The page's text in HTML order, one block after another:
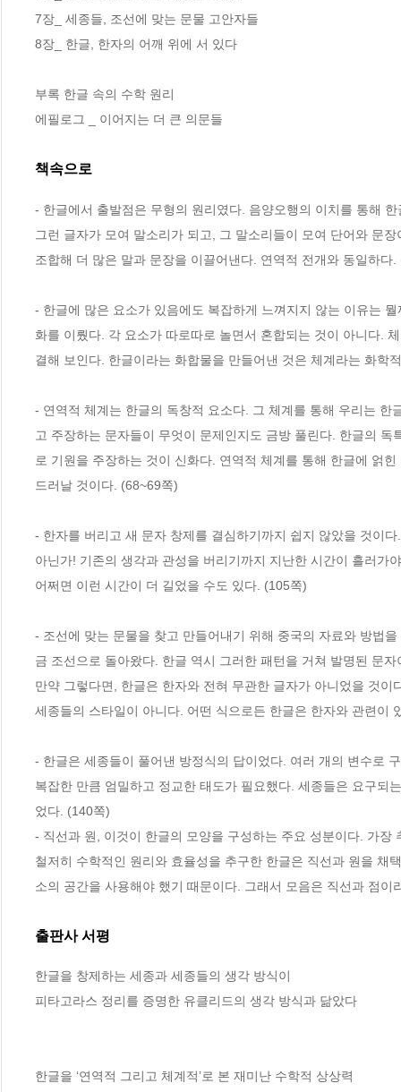
7장_ 세종들, 조선에 맞는 문물 고안자들
8장_ 한글, 한자의 어깨 위에 서 있다
부록 한글 속의 수학 원리
에필로그 _ 이어지는 더 큰 의문들
책속으로
- 한글에서 출발점은 무형의 원리였다. 음양오행의 이치를 통해
그런 글자가 모여 말소리가 되고, 그 말소리들이 모여 단어와 문
조합해 더 많은 말과 문장을 이끌어낸다. 연역적 전개와 동일하다
- 한글에 많은 요소가 있음에도 복잡하게 느껴지지 않는 이유는
화를 이뤘다. 각 요소가 따로따로 놀면서 혼합되는 것이 아니다.
결해 보인다. 한글이라는 화합물을 만들어낸 것은 체계라는 화학
- 연역적 체계는 한글의 독창적 요소다. 그 체계를 통해 우리는
고 주장하는 문자들이 무엇이 문제인지도 금방 풀린다. 한글의
로 기원을 주장하는 것이 신화다. 연역적 체계를 통해 한글에 얽
드러날 것이다. (68~69쪽)
- 한자를 버리고 새 문자 창제를 결심하기까지 쉽지 않았을 것이
아닌가! 기존의 생각과 관성을 버리기까지 지난한 시간이 흘러가
어쩌면 이런 시간이 더 길었을 수도 있다. (105쪽)
- 조선에 맞는 문물을 찾고 만들어내기 위해 중국의 자료와 방법
금 조선으로 돌아왔다. 한글 역시 그러한 패턴을 거쳐 발명된 문
만약 그렇다면, 한글은 한자와 전혀 무관한 글자가 아니었을 것
세종들의 스타일이 아니다. 어떤 식으로든 한글은 한자와 관련이
- 한글은 세종들이 풀어낸 방정식의 답이었다. 여러 개의 변수로
복잡한 만큼 엄밀하고 정교한 태도가 필요했다. 세종들은 요구되
었다. (140쪽)
- 직선과 원, 이것이 한글의 모양을 구성하는 주요 성분이다. 가
철저히 수학적인 원리와 효율성을 추구한 한글은 직선과 원을 채
소의 공간을 사용해야 했기 때문이다. 그래서 모음은 직선과 점
출판사 서평
한글을 창제하는 세종과 세종들의 생각 방식이
피타고라스 정리를 증명한 유클리드의 생각 방식과 닮았다
한글을 ‘연역적 그리고 체계적’로 본 재미난 수학적 상상력